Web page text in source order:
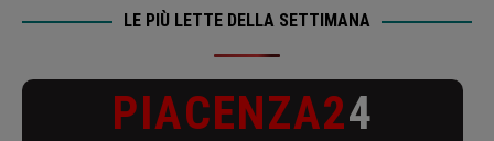
LE PIÙ LETTE DELLA SETTIMANA
PIACENZA24